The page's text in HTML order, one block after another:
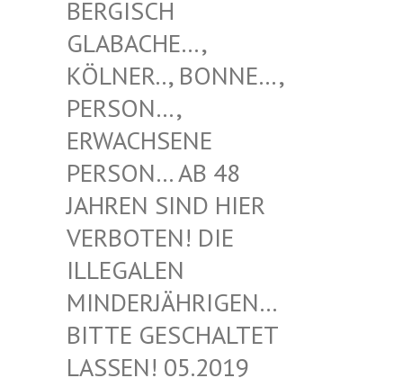
H GLABACH
E…, KÖLNER.
., BONNE…, PERSON…
, ERWACHS
ENE PERSON…
AB 48 JAHREN
SIND HIER VERBOTE
N! DIE ILLEGAL
EN MINDERJ
ÄHRIGEN… BITTE G
ESCHALTET LASSEN!
05.2019